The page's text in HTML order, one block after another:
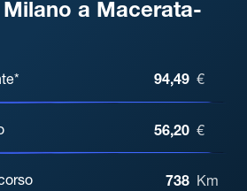
a Macerata-
TEMPO DI
94,49 €
56,20 €
738 Km